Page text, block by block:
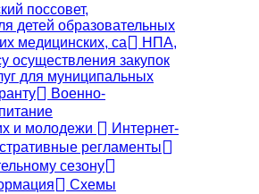
поссовет,
детей образовательных
медицинских, са
НПА,
осуществления закупок
для муниципальных
Военно-
и молодежи
Интернет-
регламенты
сезону
Схемы